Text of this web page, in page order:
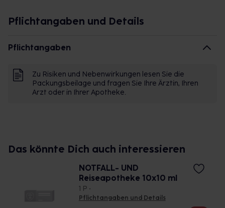
Pflichtangaben und Details
Pflichtangaben
Zu Risiken und Nebenwirkungen lesen Sie die
Packungsbeilage und fragen Sie Ihre Ärztin, Ihren
Arzt oder in Ihrer Apotheke.
Das könnte Dich auch interessieren
NOTFALL- UND
Reiseapotheke 10x10 ml
1 P •
Pflichtangaben und Details